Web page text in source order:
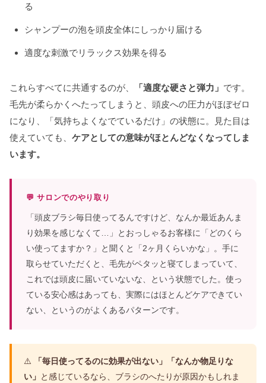
る
シャンプーの泡を頭皮全体にしっかり届ける
適度な刺激でリラックス効果を得る
これらすべてに共通するのが、 「適度な硬さと弾力」 です。
毛先が柔らかくへたってしまうと、頭皮への圧力がほぼゼロ
になり、「気持ちよくなでているだけ」の状態に。見た目は
使えていても、 ケアとしての意味がほとんどなくなってしま
います。
💬 サロンでのやり取り
「頭皮ブラシ毎日使ってるんですけど、なんか最近あんま
り効果を感じなくて…」とおっしゃるお客様に「どのくら
い使ってますか？」と聞くと「2ヶ月くらいかな」。手に
取らせていただくと、毛先がペタッと寝てしまっていて、
これでは頭皮に届いていないな、という状態でした。使っ
ている安心感はあっても、実際にはほとんどケアできてい
ない、というのがよくあるパターンです。
⚠️
「毎日使ってるのに効果が出ない」「なんか物足りな
い」 と感じているなら、ブラシのへたりが原因かもしれま